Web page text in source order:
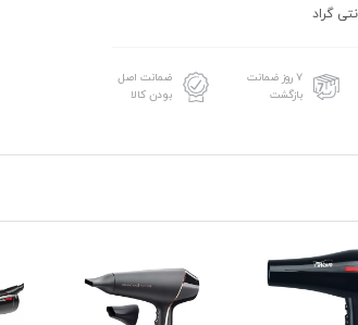
۷ روز ضمانت
بازگشت
ضمانت اصل
بودن کالا